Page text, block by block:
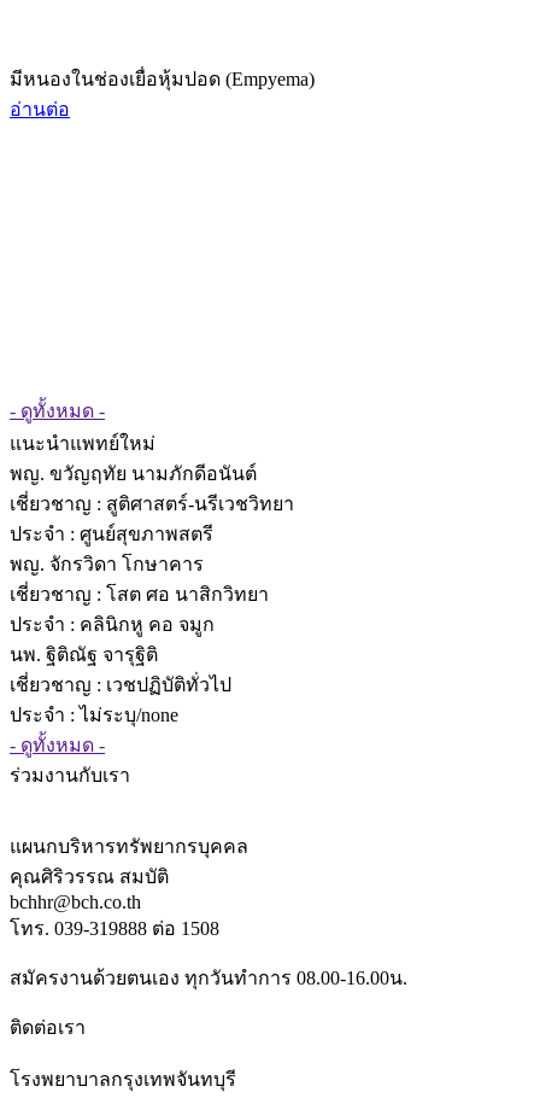
มีหนองในช่องเยื่อหุ้มปอด (Empyema)
อ่านต่อ
- ดูทั้งหมด -
แนะนำแพทย์ใหม่
พญ. ขวัญฤทัย นามภักดีอนันต์
เชี่ยวชาญ : สูติศาสตร์-นรีเวชวิทยา
ประจำ : ศูนย์สุขภาพสตรี
พญ. จักรวิดา โกษาคาร
เชี่ยวชาญ : โสต ศอ นาสิกวิทยา
ประจำ : คลินิกหู คอ จมูก
นพ. ฐิติณัฐ จารุฐิติ
เชี่ยวชาญ : เวชปฏิบัติทั่วไป
ประจำ : ไม่ระบุ/none
- ดูทั้งหมด -
ร่วมงานกับเรา
แผนกบริหารทรัพยากรบุคคล
คุณศิริวรรณ สมบัติ
bchhr@bch.co.th
โทร. 039-319888 ต่อ 1508
สมัครงานด้วยตนเอง ทุกวันทำการ 08.00-16.00น.
ติดต่อเรา
โรงพยาบาลกรุงเทพจันทบุรี